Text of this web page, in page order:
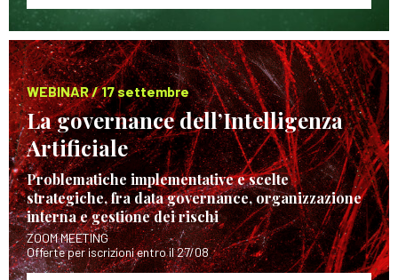
WEBINAR / 17 settembre
La governance dell’Intelligenza
Artificiale
Problematiche implementative e scelte
strategiche, fra data governance, organizzazione
interna e gestione dei rischi
ZOOM MEETING
Offerte per iscrizioni entro il 27/08